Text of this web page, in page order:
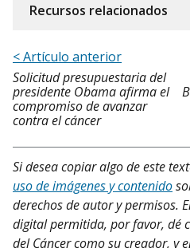
Recursos relacionados
< Artículo anterior
Solicitud presupuestaria del
presidente Obama afirma el
compromiso de avanzar
contra el cáncer
Si desea copiar algo de este
uso de imágenes y contenido
derechos de autor y permisos.
digital permitida, por favor, dé
del Cáncer como su creador, y